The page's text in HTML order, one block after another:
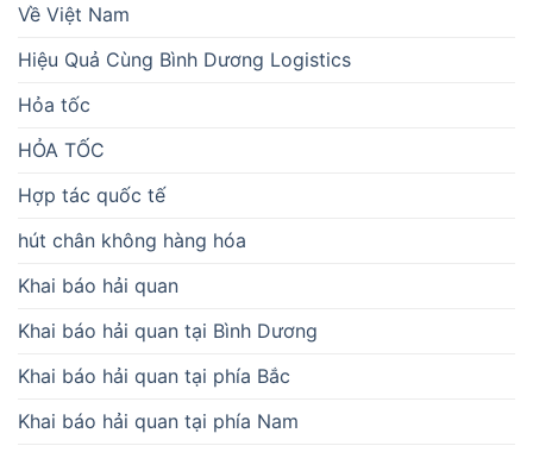
Về Việt Nam
Hiệu Quả Cùng Bình Dương Logistics
Hỏa tốc
HỎA TỐC
Hợp tác quốc tế
hút chân không hàng hóa
Khai báo hải quan
Khai báo hải quan tại Bình Dương
Khai báo hải quan tại phía Bắc
Khai báo hải quan tại phía Nam